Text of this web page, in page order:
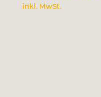
inkl. MwSt.